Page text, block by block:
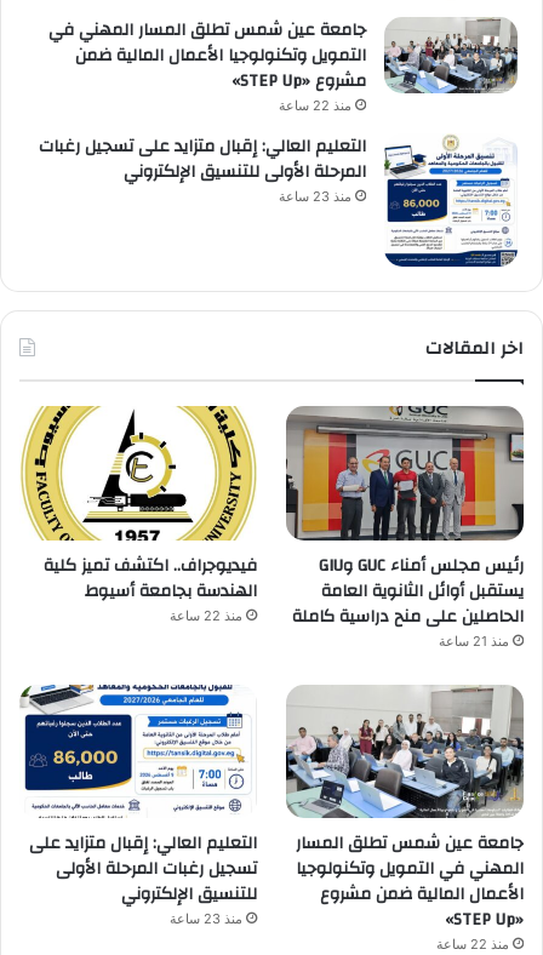
جامعة عين شمس تطلق المسار المهني في
التمويل وتكنولوجيا الأعمال المالية ضمن
مشروع «STEP Up»
منذ 22 ساعة
التعليم العالي: إقبال متزايد على تسجيل رغبات
المرحلة الأولى للتنسيق الإلكتروني
منذ 23 ساعة
اخر المقالات
رئيس مجلس أمناء GUC وGIU
يستقبل أوائل الثانوية العامة
الحاصلين على منح دراسية كاملة
منذ 21 ساعة
فيديوجراف.. اكتشف تميز كلية
الهندسة بجامعة أسيوط
منذ 22 ساعة
جامعة عين شمس تطلق المسار
المهني في التمويل وتكنولوجيا
الأعمال المالية ضمن مشروع
«STEP Up»
منذ 22 ساعة
التعليم العالي: إقبال متزايد على
تسجيل رغبات المرحلة الأولى
للتنسيق الإلكتروني
منذ 23 ساعة